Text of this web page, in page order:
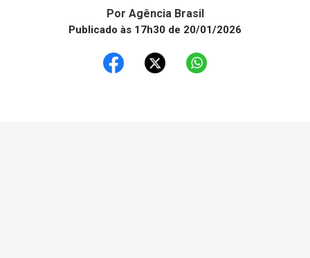
Por Agência Brasil
Publicado às 17h30 de 20/01/2026